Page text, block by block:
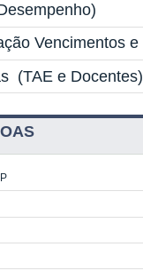
Vencimentos
(TAE e Docentes)